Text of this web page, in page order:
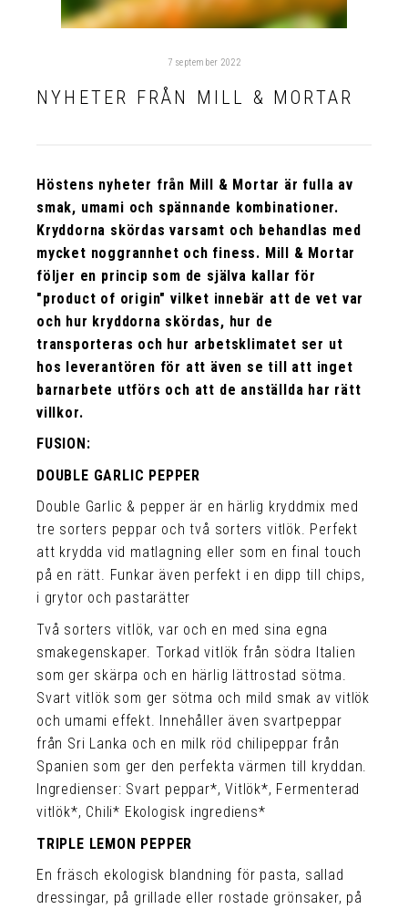
7 september 2022
NYHETER FRÅN MILL & MORTAR
Höstens nyheter från Mill & Mortar är fulla av
smak, umami och spännande kombinationer.
Kryddorna skördas varsamt och behandlas med
mycket noggrannhet och finess. Mill & Mortar
följer en princip som de själva kallar för
"product of origin" vilket innebär att de vet var
och hur kryddorna skördas, hur de
transporteras och hur arbetsklimatet ser ut
hos leverantören för att även se till att inget
barnarbete utförs och att de anställda har rätt
villkor.
FUSION:
DOUBLE GARLIC PEPPER
Double Garlic & pepper är en härlig kryddmix med
tre sorters peppar och två sorters vitlök. Perfekt
att krydda vid matlagning eller som en final touch
på en rätt. Funkar även perfekt i en dipp till chips,
i grytor och pastarätter
Två sorters vitlök, var och en med sina egna
smakegenskaper. Torkad vitlök från södra Italien
som ger skärpa och en härlig lättrostad sötma.
Svart vitlök som ger sötma och mild smak av vitlök
och umami effekt. Innehåller även svartpeppar
från Sri Lanka och en milk röd chilipeppar från
Spanien som ger den perfekta värmen till kryddan.
Ingredienser: Svart peppar*, Vitlök*, Fermenterad
vitlök*, Chili* Ekologisk ingrediens*
TRIPLE LEMON PEPPER
En fräsch ekologisk blandning för pasta, sallad
dressingar, på grillade eller rostade grönsaker, på